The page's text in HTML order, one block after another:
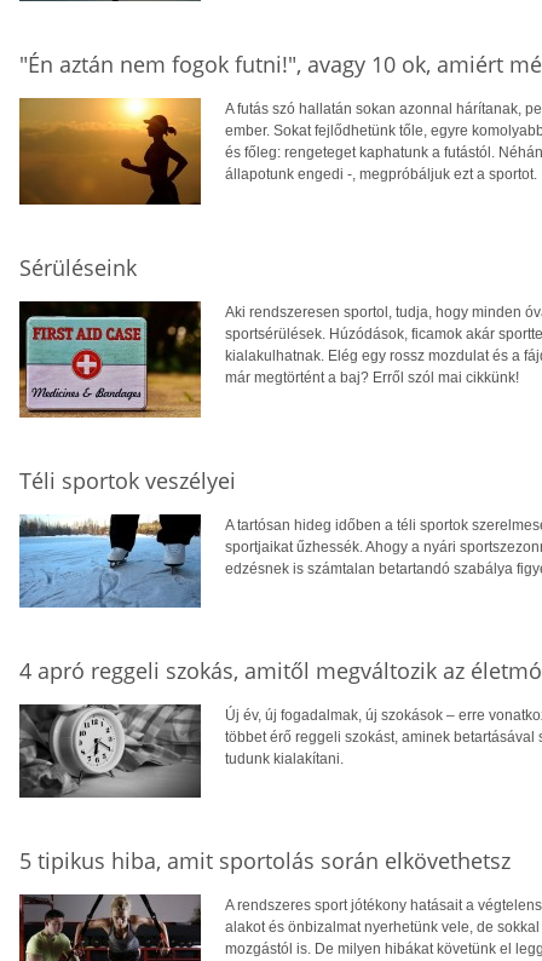
"Én aztán nem fogok futni!", avagy 10 ok, amiért
A futás szó hallatán sokan azonnal hárítanak,
ember. Sokat fejlődhetünk tőle, egyre
és főleg: rengeteget kaphatunk a futástól.
állapotunk engedi -, megpróbáljuk ezt a sportot.
Sérüléseink
Aki rendszeresen sportol, tudja, hogy minden
sportsérülések. Húzódások, ficamok akár
kialakulhatnak. Elég egy rossz mozdulat és a
már megtörtént a baj? Erről szól mai cikkünk!
Téli sportok veszélyei
A tartósan hideg időben a téli sportok
sportjaikat űzhessék. Ahogy a nyári
edzésnek is számtalan betartandó szabálya
4 apró reggeli szokás, amitől megváltozik az
Új év, új fogadalmak, új szokások – erre
többet érő reggeli szokást, aminek
tudunk kialakítani.
5 tipikus hiba, amit sportolás során elkövethetsz
A rendszeres sport jótékony hatásait a
alakot és önbizalmat nyerhetünk vele, de
mozgástól is. De milyen hibákat követünk el